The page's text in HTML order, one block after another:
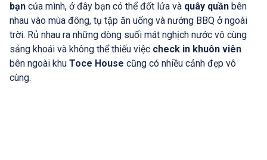
bạn của mình, ở đây bạn có thể đốt lửa và quây quần bên
nhau vào mùa đông, tụ tập ăn uống và nướng BBQ ở ngoài
trời. Rủ nhau ra những dòng suối mát nghịch nước vô cùng
sảng khoái và không thể thiếu việc check in khuôn viên
bên ngoài khu Toce House cũng có nhiều cảnh đẹp vô
cùng.